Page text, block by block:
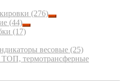
(276)
(44)
(17)
весовые (25)
термотрансферные